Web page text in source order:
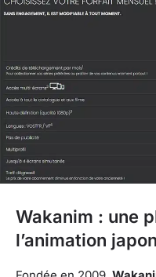
Wakanim : une
l’animation